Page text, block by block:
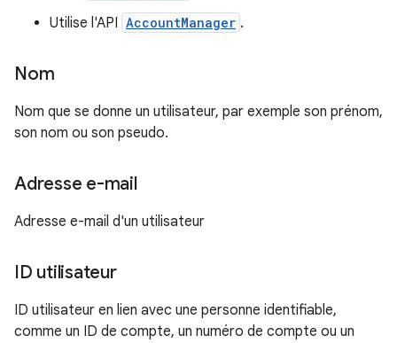
Utilise l'API AccountManager .
Nom
Nom que se donne un utilisateur, par exemple son prénom,
son nom ou son pseudo.
Adresse e-mail
Adresse e-mail d'un utilisateur
ID utilisateur
ID utilisateur en lien avec une personne identifiable,
comme un ID de compte, un numéro de compte ou un